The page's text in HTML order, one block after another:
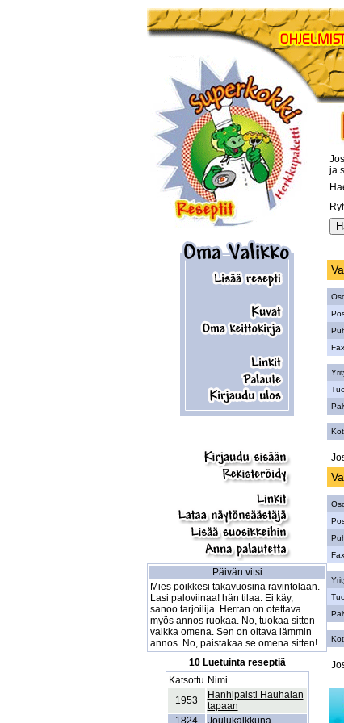
Päivän vitsi
Mies poikkesi takavuosina ravintolaan.
Lasi paloviinaa! hän tilaa. Ei käy,
sanoo tarjoilija. Herran on otettava
myös annos ruokaa. No, tuokaa sitten
vaikka omena. Sen on oltava lämmin
annos. No, paistakaa se omena sitten!
10 Luetuinta reseptiä
Katsottu Nimi
1953
Hanhipaisti Hauhalan
tapaan
1824
Joulukalkkuna
ja